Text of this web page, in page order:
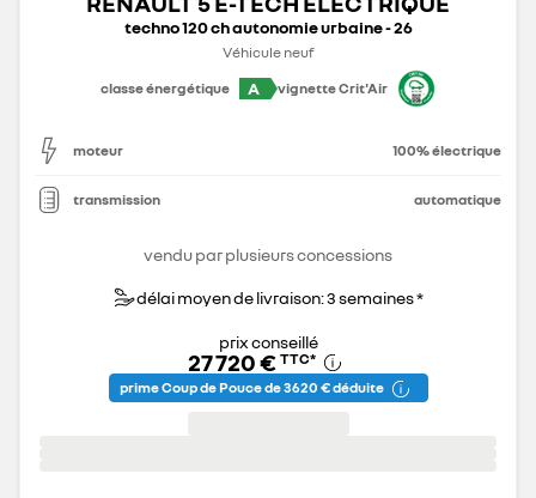
techno 120 ch autonomie urbaine - 26
Véhicule neuf
classe énergétique
A vignette Crit'Air
moteur 100% électrique
transmission automatique
vendu par plusieurs concessions
délai moyen de livraison: 3 semaines *
prix conseillé
27 720 € TTC*
prime Coup de Pouce de 3 620 € déduite